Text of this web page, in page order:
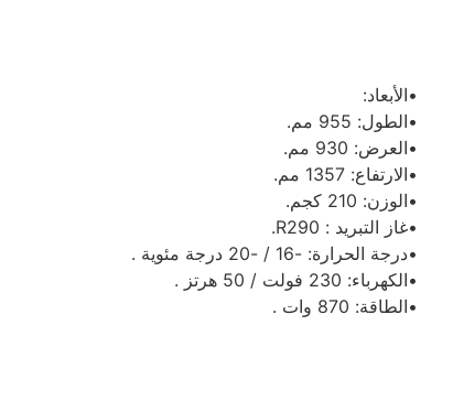
•الأبعاد:
•الطول: 955 مم.
•العرض: 930 مم.
•الارتفاع: 1357 مم.
•الوزن: 210 كجم.
•غاز التبريد : R290.
•درجة الحرارة: -16 / -20 درجة مئوية .
•الكهرباء: 230 فولت / 50 هرتز .
•الطاقة: 870 وات .